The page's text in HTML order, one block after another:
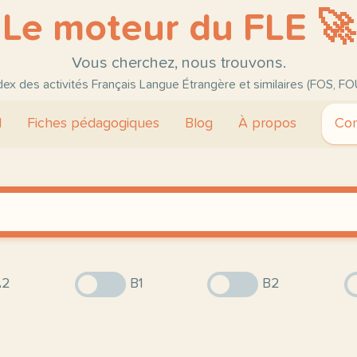
Le moteur du FLE 🚀
Vous cherchez, nous trouvons.
des activités Français Langue Étrangère et similaires (FOS,
Fiches pédagogiques Blog À propos
B1 B2